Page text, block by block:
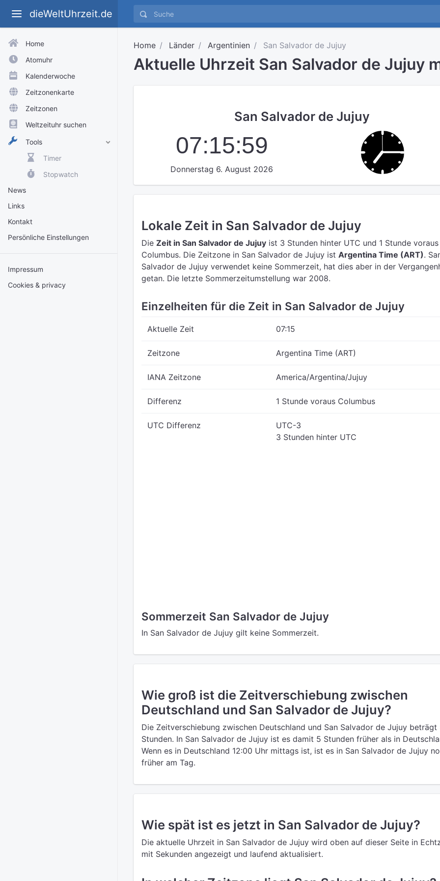
dieWeltUhrzeit.de
Home
Atomuhr
Kalenderwoche
Zeitzonenkarte
Zeitzonen
Weltzeituhr suchen
Tools
Timer
Stopwatch
News
Links
Kontakt
Persönliche Einstellungen
Impressum
Cookies & privacy
Home Länder Argentinien San Salvador de Jujuy
Aktuelle Uhrzeit San Salvador de Jujuy
San Salvador de Jujuy
07:16:00
Donnerstag 6. August 2026
Lokale Zeit in San Salvador de Jujuy
Die Zeit in San Salvador de Jujuy ist 3 Stunden hinter UTC und 1 Stunde voraus
Columbus. Die Zeitzone in San Salvador de Jujuy ist Argentina Time (ART).
Salvador de Jujuy verwendet keine Sommerzeit, hat dies aber in der
getan. Die letzte Sommerzeitumstellung war 2008.
Einzelheiten für die Zeit in San Salvador de Jujuy
Aktuelle Zeit 07:16
Zeitzone Argentina Time (ART)
IANA Zeitzone America/Argentina/Jujuy
Differenz 1 Stunde voraus Columbus
UTC Differenz
UTC-3
3 Stunden hinter UTC
Sommerzeit San Salvador de Jujuy
In San Salvador de Jujuy gilt keine Sommerzeit.
Wie groß ist die Zeitverschiebung zwischen
Deutschland und San Salvador de Jujuy?
Die Zeitverschiebung zwischen Deutschland und San Salvador de Jujuy beträgt
Stunden. In San Salvador de Jujuy ist es damit 5 Stunden früher als in
Wenn es in Deutschland 12:00 Uhr mittags ist, ist es in San Salvador de Jujuy
früher am Tag.
Wie spät ist es jetzt in San Salvador de Jujuy?
Die aktuelle Uhrzeit in San Salvador de Jujuy wird oben auf dieser Seite in
mit Sekunden angezeigt und laufend aktualisiert.